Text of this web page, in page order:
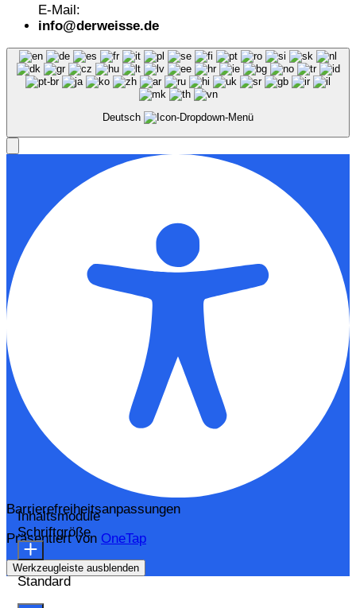
E-Mail:
info@derweisse.de
Deutsch
Barrierefreiheitsanpassungen
Präsentiert von OneTap
Werkzeugleiste ausblenden
Inhaltsmodule
Schriftgröße
Standard